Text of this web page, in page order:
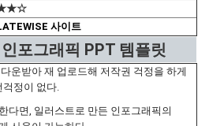
사이트
포그래픽 PPT 템플릿
운받아 재 업로드해 저작권 걱정을 하게
정이 없다.
다면, 일러스트로 만든 인포그래픽의